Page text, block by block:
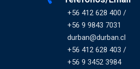
+56 412 628 400 /
+56 9 9843 7031
durban@durban.cl
+56 412 628 403 /
+56 9 3452 3984